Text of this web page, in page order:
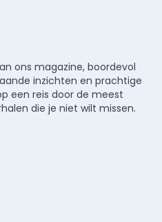
ons magazine, boordevol
inzichten en prachtige
een reis door de meest
die je niet wilt missen.